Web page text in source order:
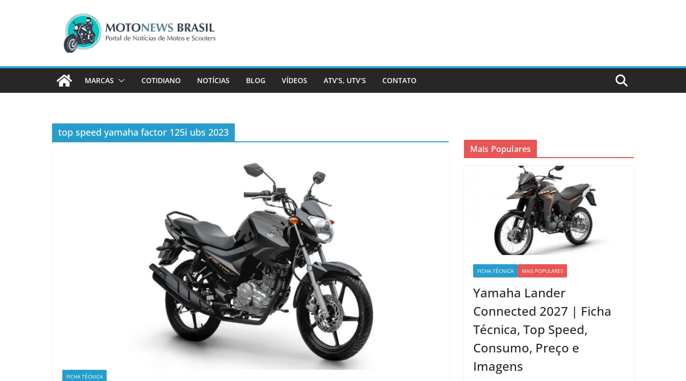
MARCAS COTIDIANO NOTÍCIAS BLOG VÍDEOS ATV’S, UTV’S CONTATO
top speed yamaha factor 125i ubs 2023
FICHA TÉCNICA
Mais Populares
FICHA TÉCNICA MAIS POPULARES
Yamaha Lander
Connected 2027 | Ficha
Técnica, Top Speed,
Consumo, Preço e
Imagens